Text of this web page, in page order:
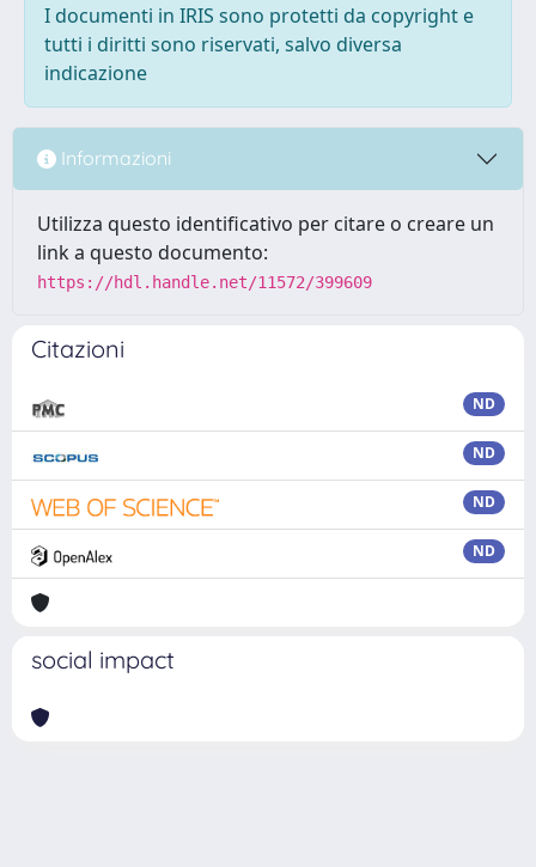
I documenti in IRIS sono protetti da copyright e
tutti i diritti sono riservati, salvo diversa
indicazione
Informazioni
Utilizza questo identificativo per citare o creare un
link a questo documento:
https://hdl.handle.net/11572/399609
Citazioni
ND
ND
ND
ND
social impact